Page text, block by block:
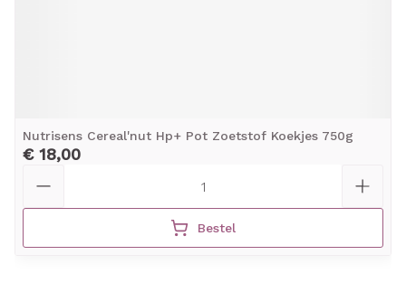
Nutrisens Cereal'nut Hp+ Pot Zoetstof Koekjes 750g
€ 18,00
Bestel